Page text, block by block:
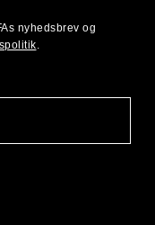
nyhedsbrev og